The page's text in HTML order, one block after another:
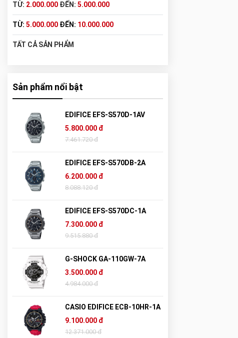
TỪ: 2.000.000 ĐẾN: 5.000.000
TỪ: 5.000.000 ĐẾN: 10.000.000
TẤT CẢ SẢN PHẨM
Sản phẩm nổi bật
EDIFICE EFS-S570D-1AV
5.800.000 đ
7.461.720 đ
EDIFICE EFS-S570DB-2A
6.200.000 đ
8.088.120 đ
EDIFICE EFS-S570DC-1A
7.300.000 đ
9.515.880 đ
G-SHOCK GA-110GW-7A
3.500.000 đ
4.984.000 đ
CASIO EDIFICE ECB-10HR-1A
9.100.000 đ
12.371.000 đ